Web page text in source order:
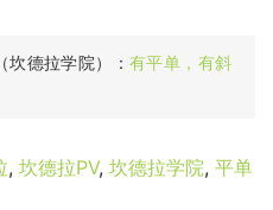
坎德拉学院）：有平单，有斜
, 坎德拉PV, 坎德拉学院, 平单